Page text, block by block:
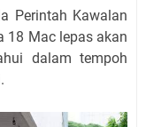
Perintah Kawalan
18 Mac lepas akan
dalam tempoh